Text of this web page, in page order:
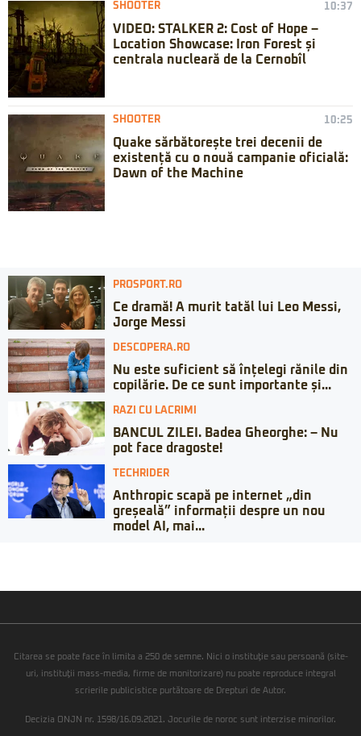
SHOOTER 10:37
VIDEO: STALKER 2: Cost of Hope –
Location Showcase: Iron Forest și
centrala nucleară de la Cernobîl
SHOOTER 10:25
Quake sărbătorește trei decenii de
existență cu o nouă campanie oficială:
Dawn of the Machine
PROSPORT.RO
Ce dramă! A murit tatăl lui Leo Messi,
Jorge Messi
DESCOPERA.RO
Nu este suficient să înțelegi rănile din
copilărie. De ce sunt importante și...
RAZI CU LACRIMI
BANCUL ZILEI. Badea Gheorghe: – Nu
pot face dragoste!
TECHRIDER
Anthropic scapă pe internet „din
greșeală” informații despre un nou
model AI, mai...
Citarea se poate face în limita a 250 de semne. Nici o instituţie sau persoană (site-
uri, instituţii mass-media, firme de monitorizare) nu poate reproduce integral
scrierile publicistice purtătoare de Drepturi de Autor.
Decizia ONJN nr. 1598/16.09.2021. Jocurile de noroc sunt interzise minorilor.